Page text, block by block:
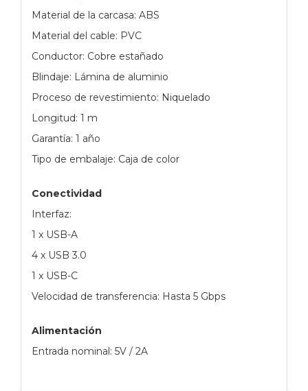
Material de la carcasa: ABS
Material del cable: PVC
Conductor: Cobre estañado
Blindaje: Lámina de aluminio
Proceso de revestimiento: Niquelado
Longitud: 1 m
Garantía: 1 año
Tipo de embalaje: Caja de color
Conectividad
Interfaz:
1 x USB-A
4 x USB 3.0
1 x USB-C
Velocidad de transferencia: Hasta 5 Gbps
Alimentación
Entrada nominal: 5V / 2A